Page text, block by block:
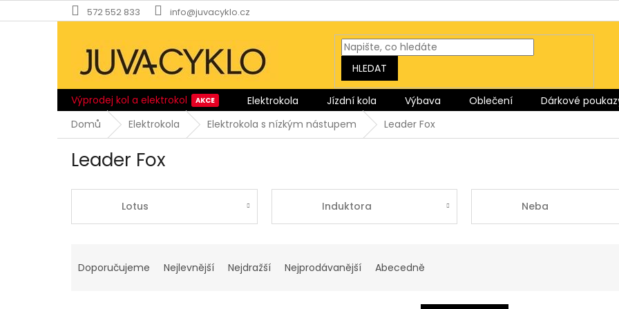
na
572 552 833 info@juvacyklo.cz
HLEDAT
Výprodej kol a elektrokol Elektrokola Jízdní kola Výbava Oblečení Dárkové
Domů
Elektrokola Elektrokola s nízkým nástupem Leader Fox
Leader Fox
Lotus Induktora Neba
aDoporučujeme Nejlevnější Nejdražší Nejprodávanější Abecedně